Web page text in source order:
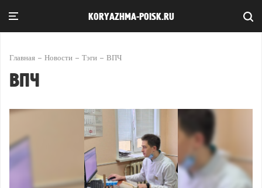
KORYAZHMA-POISK.RU
Главная Новости Тэги ВПЧ
ВПЧ